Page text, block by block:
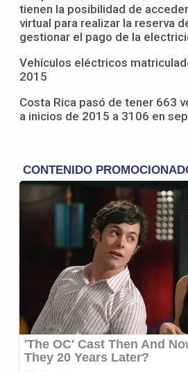
tienen la posibilidad de
virtual para realizar la reserva
gestionar el pago de la
Vehículos eléctricos
2015
Costa Rica pasó de tener 663
a inicios de 2015 a 3106 en